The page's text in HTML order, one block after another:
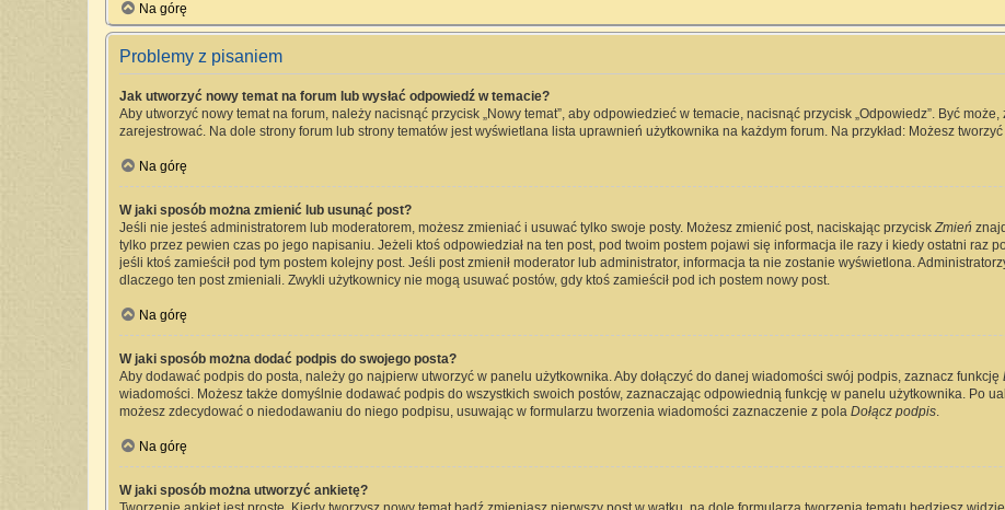
Na górę
Problemy z pisaniem
Jak utworzyć nowy temat na forum lub wysłać odpowiedź w temacie?
Aby utworzyć nowy temat na forum, należy nacisnąć przycisk „Nowy temat”, aby odpowiedzieć w temacie, nacisnąć przycisk „Odpowiedz”. Być
zarejestrować. Na dole strony forum lub strony tematów jest wyświetlana lista uprawnień użytkownika na każdym forum. Na przykład: Możesz
Na górę
W jaki sposób można zmienić lub usunąć post?
Jeśli nie jesteś administratorem lub moderatorem, możesz zmieniać i usuwać tylko swoje posty. Możesz zmienić post, naciskając przyciskZmień
tylko przez pewien czas po jego napisaniu. Jeżeli ktoś odpowiedział na ten post, pod twoim postem pojawi się informacja ile razy i kiedy ostatni raz
jeśli ktoś zamieścił pod tym postem kolejny post. Jeśli post zmienił moderator lub administrator, informacja ta nie zostanie wyświetlona.
dlaczego ten post zmieniali. Zwykli użytkownicy nie mogą usuwać postów, gdy ktoś zamieścił pod ich postem nowy post.
Na górę
W jaki sposób można dodać podpis do swojego posta?
Aby dodawać podpis do posta, należy go najpierw utworzyć w panelu użytkownika. Aby dołączyć do danej wiadomości swój podpis, zaznacz funkcję
wiadomości. Możesz także domyślnie dodawać podpis do wszystkich swoich postów, zaznaczając odpowiednią funkcję w panelu użytkownika. Po
możesz zdecydować o niedodawaniu do niego podpisu, usuwając w formularzu tworzenia wiadomości zaznaczenie z pola Dołącz podpis.
Na górę
W jaki sposób można utworzyć ankietę?